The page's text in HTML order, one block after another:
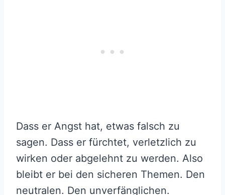
Dass er Angst hat, etwas falsch zu
sagen. Dass er fürchtet, verletzlich zu
wirken oder abgelehnt zu werden. Also
bleibt er bei den sicheren Themen. Den
neutralen. Den unverfänglichen.